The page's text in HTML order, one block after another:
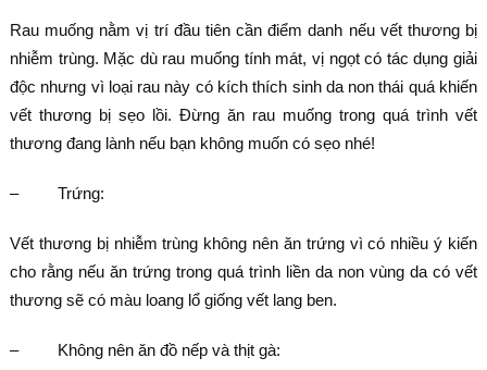
Rau muống nằm vị trí đầu tiên cần điểm danh nếu vết thương bị
nhiễm trùng. Mặc dù rau muống tính mát, vị ngọt có tác dụng giải
độc nhưng vì loại rau này có kích thích sinh da non thái quá khiến
vết thương bị sẹo lồi. Đừng ăn rau muống trong quá trình vết
thương đang lành nếu bạn không muốn có sẹo nhé!
– Trứng:
Vết thương bị nhiễm trùng không nên ăn trứng vì có nhiều ý kiến
cho rằng nếu ăn trứng trong quá trình liền da non vùng da có vết
thương sẽ có màu loang lổ giống vết lang ben.
– Không nên ăn đồ nếp và thịt gà: